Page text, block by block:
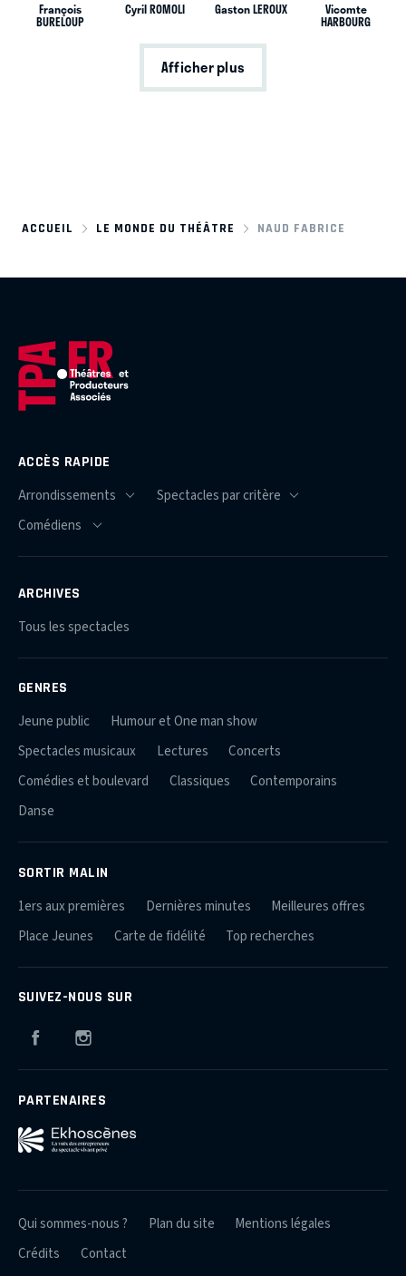
François
BURELOUP
Cyril ROMOLI Gaston LEROUX Vicomte
HARBOURG
Afficher plus
ACCUEIL LE MONDE DU THÉÂTRE NAUD FABRICE
ACCÈS RAPIDE
ARCHIVES
Tous les spectacles
GENRES
Jeune public
Humour et One man show
Spectacles musicaux
Lectures
Concerts
Comédies et boulevard
Classiques
Contemporains
Danse
SORTIR MALIN
1ers aux premières Dernières minutes
Meilleures offres
Place Jeunes
Carte de fidélité Top recherches
SUIVEZ-NOUS SUR
Facebook
PARTENAIRES
Qui sommes-nous ? Plan du site
Mentions légales
Crédits
Contact